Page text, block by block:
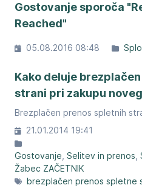
Gostovanje sporoča
Reached"
05.08.2016 08:48
Kako deluje
strani pri zakupu
21.01.2014 19:41
Gostovanje Selitev in prenos
Žabec ZAČETNIK
brezplačen prenos spletne